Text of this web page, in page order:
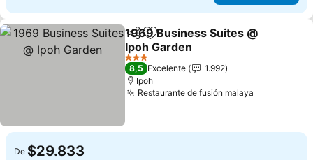
CompartirAgregar a favoritos
1969 Business Suites @
Ipoh Garden
3 Estrellas
8,5 Excelente
1.992
Ipoh
Restaurante de fusión malaya
De $29.833